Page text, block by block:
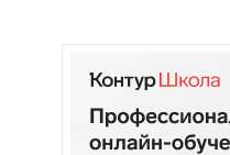
содержимому